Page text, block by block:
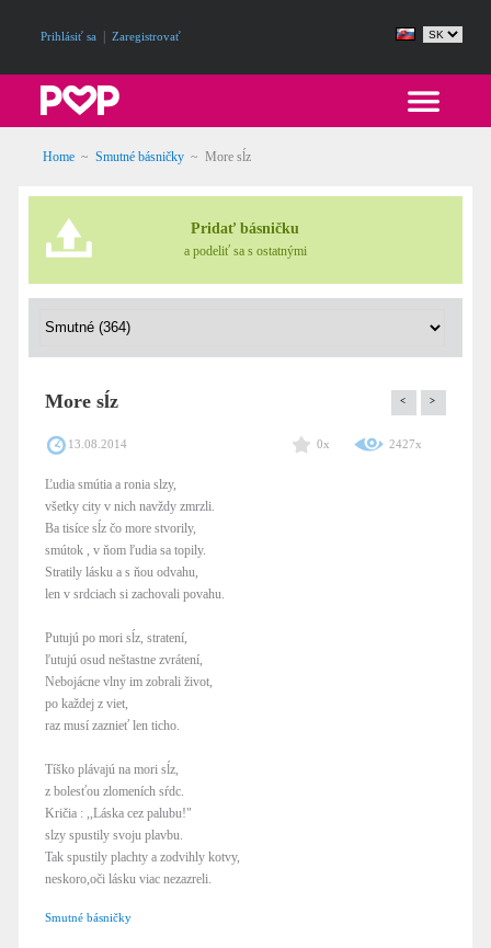
Prihlásiť sa Zaregistrovať
Home ~ Smutné básničky ~ More sĺz
Pridať básničku
a podeliť sa s ostatnými
More sĺz < >
13.08.2014 0x 2427x
Ľudia smútia a ronia slzy,
všetky city v nich navždy zmrzli.
Ba tisíce sĺz čo more stvorily,
smútok , v ňom ľudia sa topily.
Stratily lásku a s ňou odvahu,
len v srdciach si zachovali povahu.
Putujú po mori sĺz, stratení,
ľutujú osud neštastne zvrátení,
Nebojácne vlny im zobrali život,
po každej z viet,
raz musí zaznieť len ticho.
Tíško plávajú na mori sĺz,
z bolesťou zlomeních sŕdc.
Kričia : ,,Láska cez palubu!"
slzy spustily svoju plavbu.
Tak spustily plachty a zodvihly kotvy,
neskoro,oči lásku viac nezazreli.
Smutné básničky